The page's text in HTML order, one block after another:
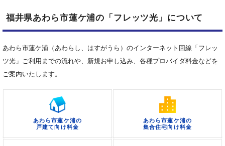
福井県あわら市蓮ケ浦の「フレッツ光」について
あわら市蓮ケ浦（あわらし、はすがうら）のインターネット回線「フレッ
ツ光」ご利用までの流れや、新規お申し込み、各種プロバイダ料金などを
ご案内いたします。
あわら市蓮ケ浦の
戸建て向け料金
あわら市蓮ケ浦の
集合住宅向け料金